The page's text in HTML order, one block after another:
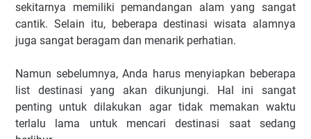
sekitarnya memiliki pemandangan alam yang sangat
cantik. Selain itu, beberapa destinasi wisata alamnya
juga sangat beragam dan menarik perhatian.
Namun sebelumnya, Anda harus menyiapkan beberapa
list destinasi yang akan dikunjungi. Hal ini sangat
penting untuk dilakukan agar tidak memakan waktu
terlalu lama untuk mencari destinasi saat sedang